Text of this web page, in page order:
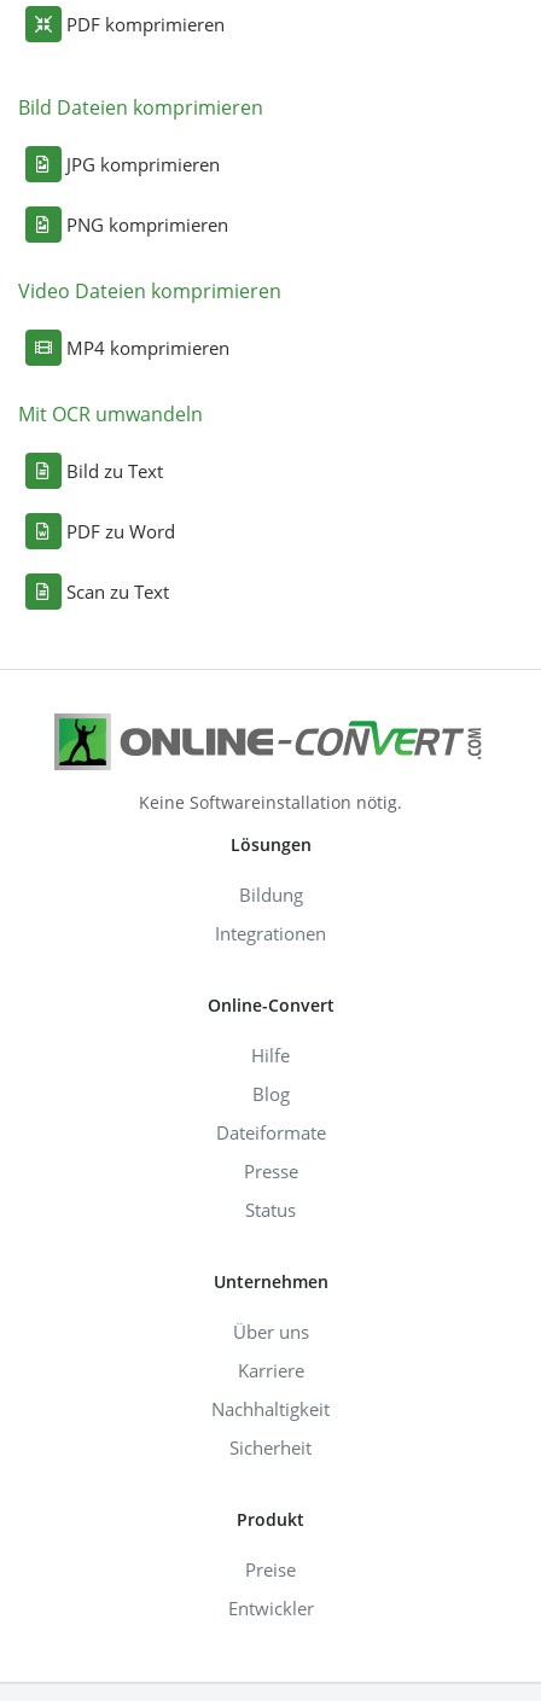
PDF komprimieren
Bild Dateien komprimieren
JPG komprimieren
PNG komprimieren
Video Dateien komprimieren
MP4 komprimieren
Mit OCR umwandeln
Bild zu Text
PDF zu Word
Scan zu Text
Keine Softwareinstallation nötig.
Lösungen
Bildung
Integrationen
Online-Convert
Hilfe
Blog
Dateiformate
Presse
Status
Unternehmen
Über uns
Karriere
Nachhaltigkeit
Sicherheit
Produkt
Preise
Entwickler